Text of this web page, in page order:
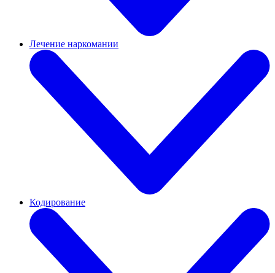
Лечение наркомании
Кодирование